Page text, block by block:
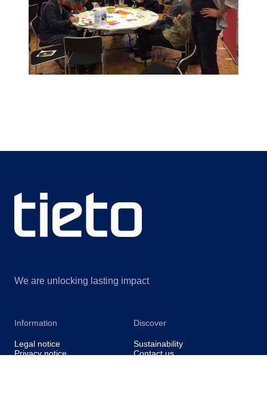
We are unlocking lasting impact
Information
Legal notice
Privacy notice
Discover
Sustainability
Contact us